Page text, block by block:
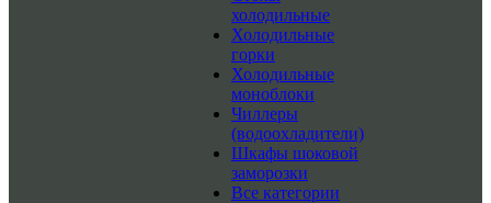
холодильные
Холодильные
горки
Холодильные
моноблоки
Чиллеры
(водоохладители)
Шкафы шоковой
заморозки
Все категории